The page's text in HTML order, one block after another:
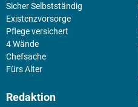
Sicher Selbstständig
Existenz­vorsorge
Pflege versichert
4 Wände
Chefsache
Fürs Alter
Redaktion